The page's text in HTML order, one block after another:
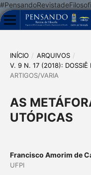
INÍCIO / ARQUIVOS /
V. 9 N. 17 (2018): DOSSIÊ
ARTIGOS/VARIA
AS
UTÓPICAS
Francisco Amorim de
UFPI